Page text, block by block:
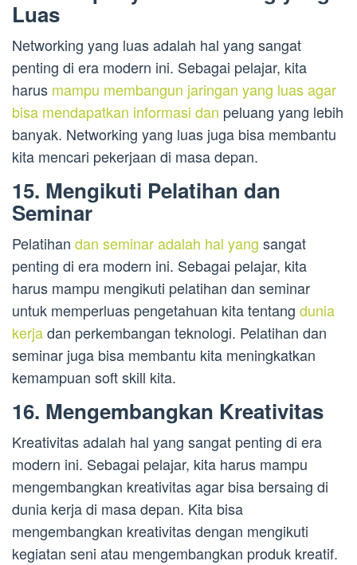
Luas
Networking yang luas adalah hal yang sangat
penting di era modern ini. Sebagai pelajar, kita
harus mampu membangun jaringan yang luas agar
bisa mendapatkan informasi dan peluang yang lebih
banyak. Networking yang luas juga bisa membantu
kita mencari pekerjaan di masa depan.
15. Mengikuti Pelatihan dan
Seminar
Pelatihan dan seminar adalah hal yang sangat
penting di era modern ini. Sebagai pelajar, kita
harus mampu mengikuti pelatihan dan seminar
untuk memperluas pengetahuan kita tentang dunia
kerjadan perkembangan teknologi. Pelatihan dan
seminar juga bisa membantu kita meningkatkan
kemampuan soft skill kita.
16. Mengembangkan Kreativitas
Kreativitas adalah hal yang sangat penting di era
modern ini. Sebagai pelajar, kita harus mampu
mengembangkan kreativitas agar bisa bersaing di
dunia kerja di masa depan. Kita bisa
mengembangkan kreativitas dengan mengikuti
kegiatan seni atau mengembangkan produk kreatif.